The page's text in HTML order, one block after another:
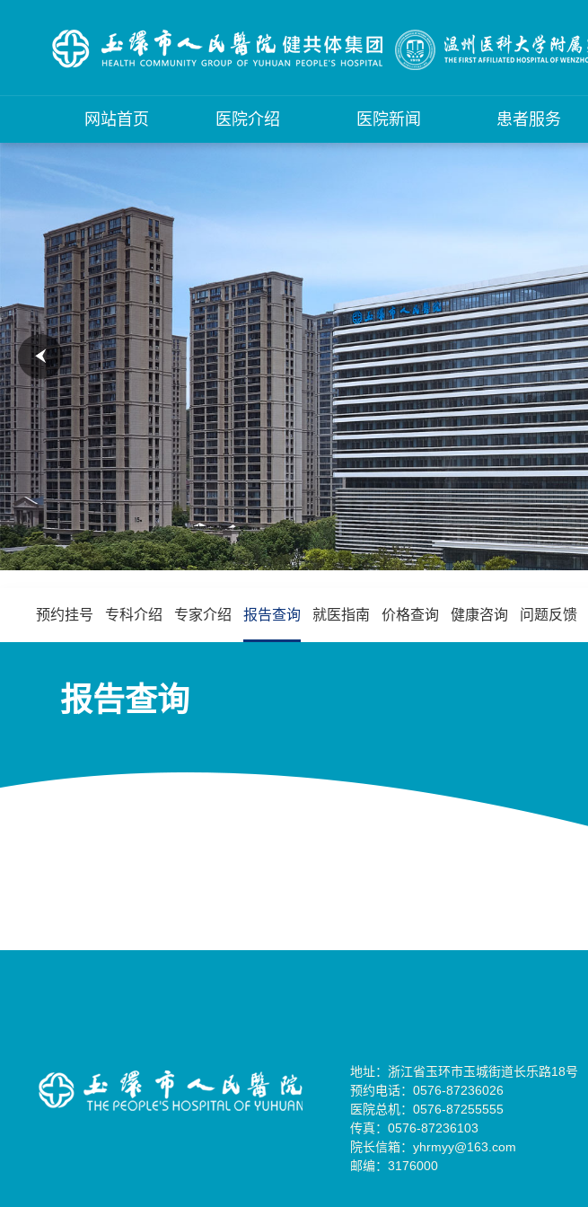
网站首页 医院介绍 医院新闻 患者服务
预约挂号 专科介绍 专家介绍 报告查询 就医指南 价格查询 健康咨询 问题反馈
报告查询
地址：浙江省玉环市玉城街道长乐路18号
预约电话：0576-87236026
医院总机：0576-87255555
传真：0576-87236103
院长信箱：yhrmyy@163.com
邮编：3176000